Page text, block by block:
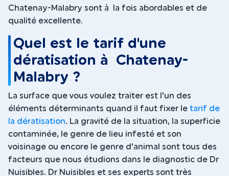
Chatenay-Malabry sont à la fois abordables et de
qualité excellente.
Quel est le tarif d'une
dératisation à Chatenay-
Malabry ?
La surface que vous voulez traiter est l'un des
éléments déterminants quand il faut fixer le tarif de
la dératisation. La gravité de la situation, la superficie
contaminée, le genre de lieu infesté et son
voisinage ou encore le genre d'animal sont tous des
facteurs que nous étudions dans le diagnostic de Dr
Nuisibles. Dr Nuisibles et ses experts sont très